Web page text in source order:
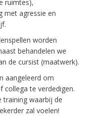
ruimtes),
met agressie en
worden
behandelen we
de cursist (maatwerk).
aangeleerd om
collega te verdedigen.
training waarbij de
zal voelen!